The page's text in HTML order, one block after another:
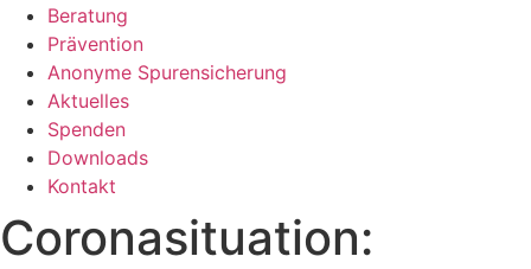
Beratung
Prävention
Anonyme Spurensicherung
Aktuelles
Spenden
Downloads
Kontakt
Coronasituation: